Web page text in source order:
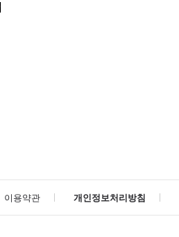
이용약관 개인정보처리방침